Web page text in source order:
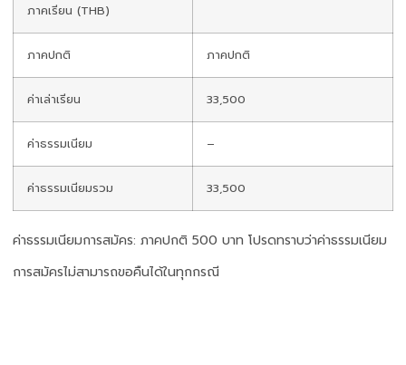
ภาคเรียน (THB)
ภาคปกติ ภาคปกติ
ค่าเล่าเรียน 33,500
ค่าธรรมเนียม –
ค่าธรรมเนียมรวม 33,500
ค่าธรรมเนียมการสมัคร: ภาคปกติ 500 บาท โปรดทราบว่าค่าธรรมเนียม
การสมัครไม่สามารถขอคืนได้ในทุกกรณี